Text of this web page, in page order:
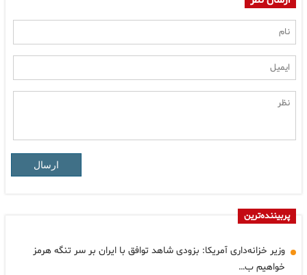
ارسال
پربیننده‌ترین
وزیر خزانه‌داری آمریکا: بزودی شاهد توافق با ایران بر سر تنگه هرمز
خواهیم ب…